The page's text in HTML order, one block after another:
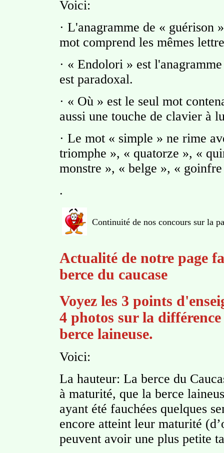
Voici:
· L'anagramme de « guérison
mot comprend les mêmes
· « Endolori » est
est paradoxal.
· « Où » est le seul mot
aussi une touche de clavier à
· Le mot « simple » ne rime
triomphe », « quatorze », «
monstre », « belge », «
.
Continuité de nos concours sur la
Actualité de notre page
berce du caucase
Voyez les 3 points
4 photos sur la
berce laineuse.
Voici:
La hauteur: La berce du
à maturité, que la berce
ayant été fauchées quelques
encore atteint leur maturité
peuvent avoir une plus petite